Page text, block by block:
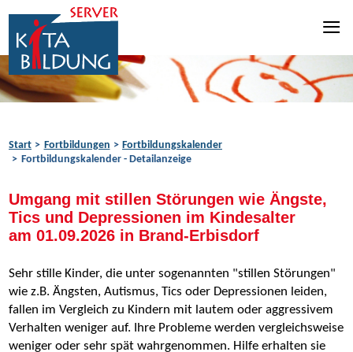
Zum Inhalt springen
Zur Navigation springen
Zum Fußbereich springen
Start Fortbildungen
Fortbildungskalender
Fortbildungskalender - Detailanzeige
Umgang mit stillen Störungen wie Ängste,
Tics und Depressionen im Kindesalter
am 01.09.2026 in Brand-Erbisdorf
Sehr stille Kinder, die unter sogenannten "stillen Störungen"
wie z.B. Ängsten, Autismus, Tics oder Depressionen leiden,
fallen im Vergleich zu Kindern mit lautem oder aggressivem
Verhalten weniger auf. Ihre Probleme werden vergleichsweise
weniger oder sehr spät wahrgenommen. Hilfe erhalten sie